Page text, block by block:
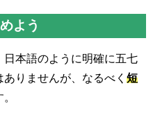
よう
本語のように明確に五七
りませんが、なるべく 短